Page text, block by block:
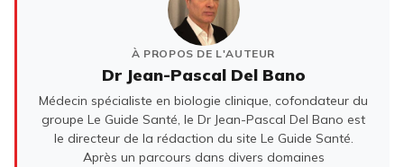
À PROPOS DE L'AUTEUR
Dr Jean-Pascal Del Bano
Médecin spécialiste en biologie clinique, cofondateur du
groupe Le Guide Santé, le Dr Jean-Pascal Del Bano est
le directeur de la rédaction du site Le Guide Santé.
Après un parcours dans divers domaines